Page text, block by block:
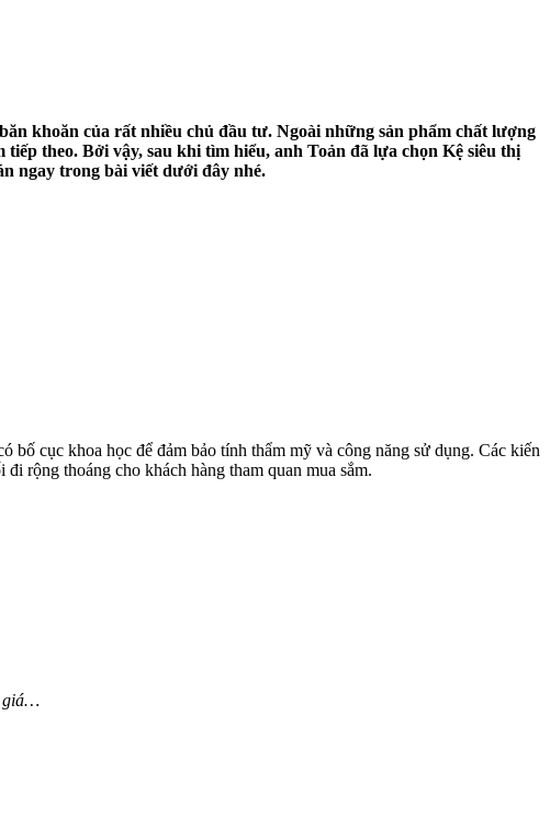
khoăn của rất nhiều chủ đầu tư. Ngoài những sản phẩm chất lượng
theo. Bởi vậy, sau khi tìm hiểu, anh Toản đã lựa chọn Kệ siêu thị
ngay trong bài viết dưới đây nhé.
bố cục khoa học để đảm bảo tính thẩm mỹ và công năng sử dụng. Các kiến
rộng thoáng cho khách hàng tham quan mua sắm.
giá…